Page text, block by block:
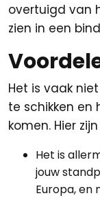
overtuigd van
zien in een
Het is vaak
te schikken
komen. Hier
Het is
jouw
Europa, en